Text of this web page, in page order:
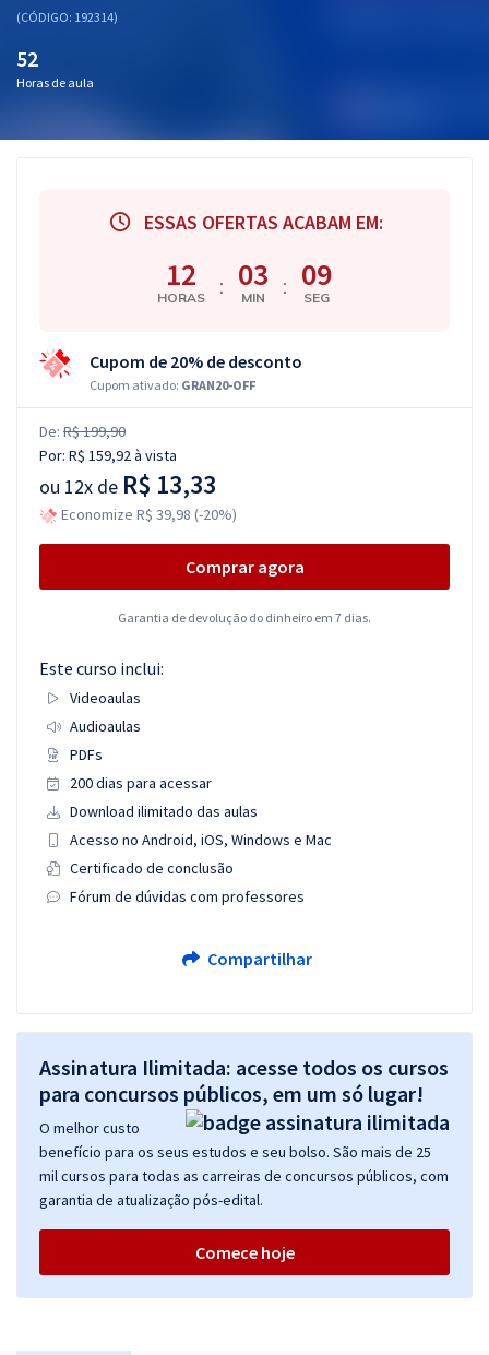
Aprovados
(CÓDIGO: 192314)
52
Horas de aula
ESSAS OFERTAS ACABAM EM:
12
HORAS : 03
MIN : 08
SEG
Cupom de 20% de desconto
Cupom ativado: GRAN20-OFF
De: R$ 199,90
Por: R$ 159,92à vista
ou 12x de R$ 13,33
Economize R$ 39,98 (-20%)
Comprar agora
Garantia de devolução do dinheiro em 7 dias.
Este curso inclui:
Videoaulas
Audioaulas
PDFs
200 dias para acessar
Download ilimitado das aulas
Acesso no Android, iOS, Windows e Mac
Certificado de conclusão
Fórum de dúvidas com professores
Compartilhar
Assinatura Ilimitada: acesse todos os cursos
para concursos públicos, em um só lugar!
O melhor custo
benefício para os seus estudos e seu bolso. São mais de 25
mil cursos para todas as carreiras de concursos públicos, com
garantia de atualização pós-edital.
Comece hoje